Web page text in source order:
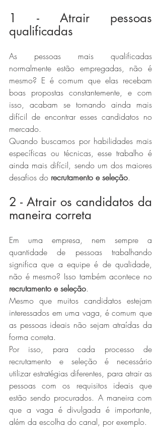
1 - Atrair pessoas
qualificadas
As pessoas mais qualificadas
normalmente estão empregadas, não é
mesmo? E é comum que elas recebam
boas propostas constantemente, e com
isso, acabam se tornando ainda mais
difícil de encontrar esses candidatos no
mercado.
Quando buscamos por habilidades mais
específicas ou técnicas, esse trabalho é
ainda mais difícil, sendo um dos maiores
desafios do recrutamento e seleção.
2 - Atrair os candidatos da
maneira correta
Em uma empresa, nem sempre a
quantidade de pessoas trabalhando
significa que a equipe é de qualidade,
recrutamento e seleção.
Mesmo que muitos candidatos estejam
interessados em uma vaga, é comum que
as pessoas ideais não sejam atraídas da
forma correta.
Por isso, para cada processo de
recrutamento e seleção é necessário
utilizar estratégias diferentes, para atrair as
pessoas com os requisitos ideais que
estão sendo procurados. A maneira com
que a vaga é divulgada é importante,
além da escolha do canal, por exemplo.